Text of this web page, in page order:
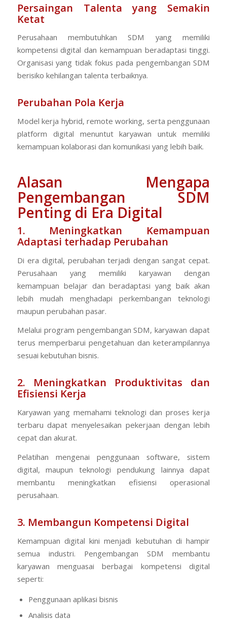
Persaingan Talenta yang Semakin
Ketat
Perusahaan membutuhkan SDM yang memiliki
kompetensi digital dan kemampuan beradaptasi tinggi.
Organisasi yang tidak fokus pada pengembangan SDM
berisiko kehilangan talenta terbaiknya.
Perubahan Pola Kerja
Model kerja hybrid, remote working, serta penggunaan
platform digital menuntut karyawan untuk memiliki
kemampuan kolaborasi dan komunikasi yang lebih baik.
Alasan Mengapa
Pengembangan SDM
Penting di Era Digital
1. Meningkatkan Kemampuan
Adaptasi terhadap Perubahan
Di era digital, perubahan terjadi dengan sangat cepat.
Perusahaan yang memiliki karyawan dengan
kemampuan belajar dan beradaptasi yang baik akan
lebih mudah menghadapi perkembangan teknologi
maupun perubahan pasar.
Melalui program pengembangan SDM, karyawan dapat
terus memperbarui pengetahuan dan keterampilannya
sesuai kebutuhan bisnis.
2. Meningkatkan Produktivitas dan
Efisiensi Kerja
Karyawan yang memahami teknologi dan proses kerja
terbaru dapat menyelesaikan pekerjaan dengan lebih
cepat dan akurat.
Pelatihan mengenai penggunaan software, sistem
digital, maupun teknologi pendukung lainnya dapat
membantu meningkatkan efisiensi operasional
perusahaan.
3. Membangun Kompetensi Digital
Kemampuan digital kini menjadi kebutuhan di hampir
semua industri. Pengembangan SDM membantu
karyawan menguasai berbagai kompetensi digital
seperti:
Penggunaan aplikasi bisnis
Analisis data